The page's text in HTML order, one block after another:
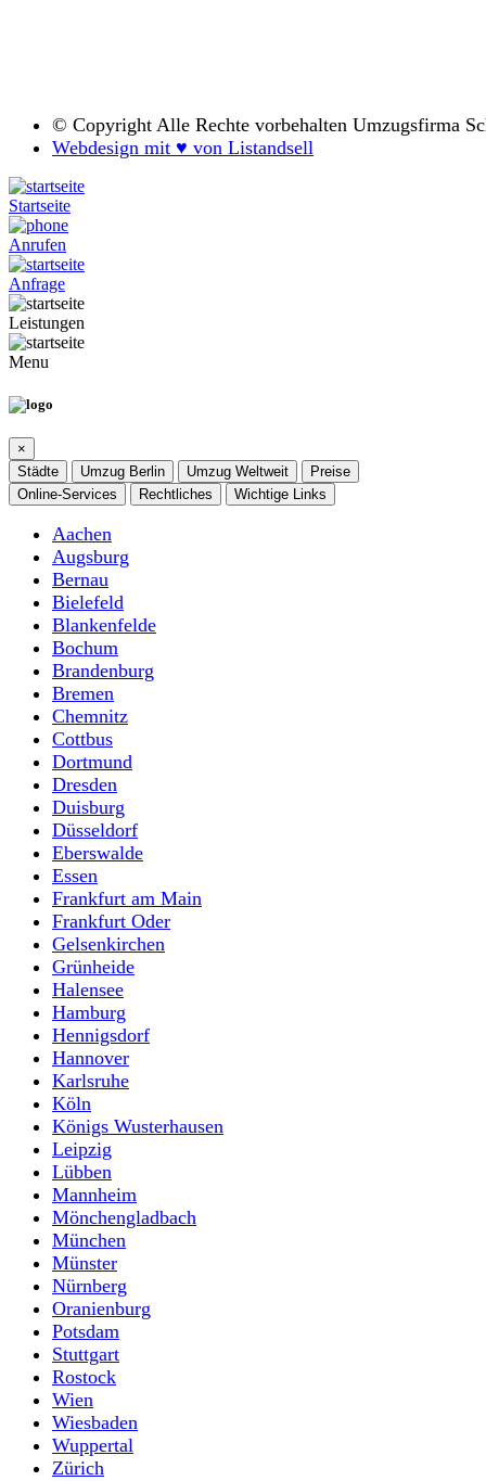
© Copyright Alle Rechte vorbehalten Umzugsfirma
Webdesign mit ♥ von Listandsell
Startseite
Anrufen
Anfrage
Leistungen
Menu
×
Städte
Umzug Berlin Umzug Weltweit
Preise
Online-Services
Rechtliches Wichtige Links
Aachen
Augsburg
Bernau
Bielefeld
Blankenfelde
Bochum
Brandenburg
Bremen
Chemnitz
Cottbus
Dortmund
Dresden
Duisburg
Düsseldorf
Eberswalde
Essen
Frankfurt am Main
Frankfurt Oder
Gelsenkirchen
Grünheide
Halensee
Hamburg
Hennigsdorf
Hannover
Karlsruhe
Köln
Königs Wusterhausen
Leipzig
Lübben
Mannheim
Mönchengladbach
München
Münster
Nürnberg
Oranienburg
Potsdam
Stuttgart
Rostock
Wien
Wiesbaden
Wuppertal
Zürich